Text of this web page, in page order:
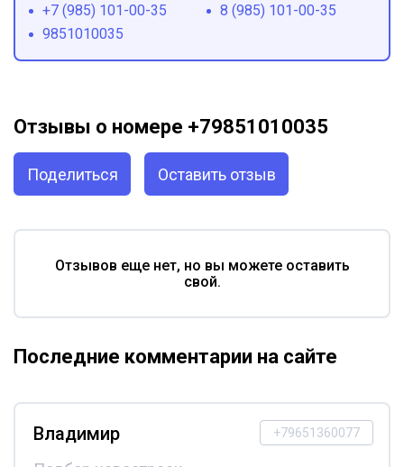
+7 (985) 101-00-35
8 (985) 101-00-35
9851010035
Отзывы о номере +79851010035
Поделиться Оставить отзыв
Отзывов еще нет, но вы можете оставить
свой.
Последние комментарии на сайте
+79651360077
Владимир